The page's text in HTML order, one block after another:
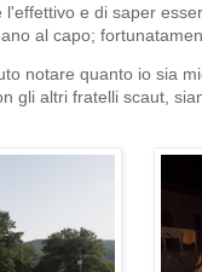
e di saper
al capo;
notare quanto io sia
gli altri fratelli scaut,